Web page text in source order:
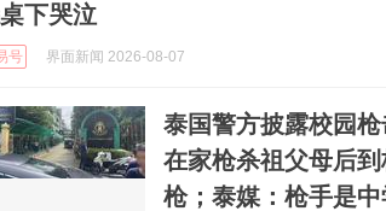
下哭泣
号 界面新闻 2026-08-07
泰国警方披露校园
在家枪杀祖父母后
枪；泰媒：枪手是中